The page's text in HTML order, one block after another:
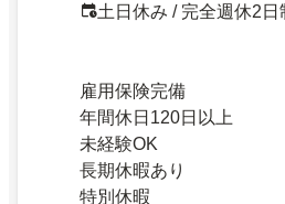
土日休み / 完全週休2
雇用保険完備
年間休日120日以上
未経験OK
長期休暇あり
特別休暇